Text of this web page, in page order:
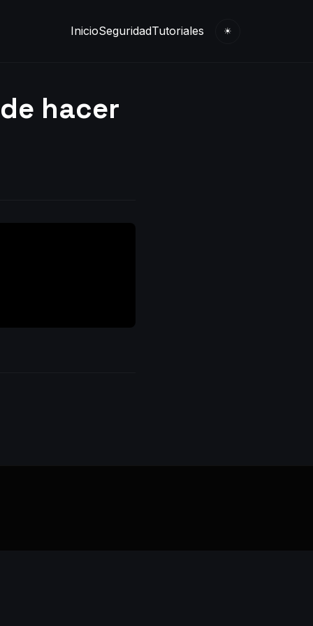
InicioSeguridadTutoriales ☀
hacer